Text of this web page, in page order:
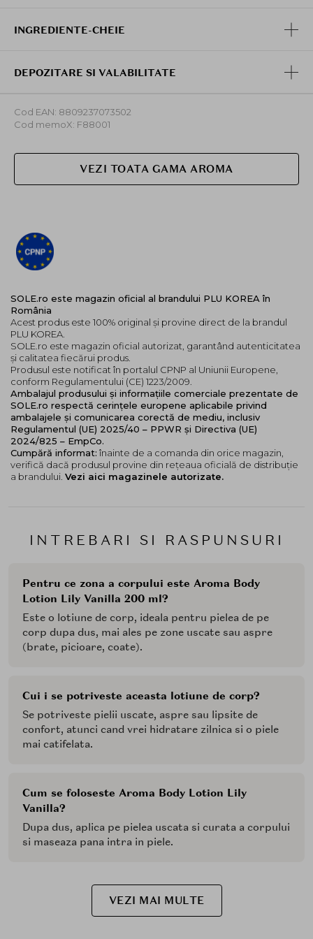
INTREBARI SI RASPUNSURI
Pentru ce zona a corpului este Aroma Body
Lotion Lily Vanilla 200 ml?
Este o lotiune de corp, ideala pentru pielea de pe
corp dupa dus, mai ales pe zone uscate sau aspre
(brate, picioare, coate).
Cui i se potriveste aceasta lotiune de corp?
Se potriveste pielii uscate, aspre sau lipsite de
confort, atunci cand vrei hidratare zilnica si o piele
mai catifelata.
Cum se foloseste Aroma Body Lotion Lily
Vanilla?
Dupa dus, aplica pe pielea uscata si curata a corpului
si maseaza pana intra in piele.
VEZI MAI MULTE
INGREDIENTE-CHEIE
DEPOZITARE SI VALABILITATE
Cod EAN: 8809237073502
Cod memoX: F88001
VEZI TOATA GAMA AROMA
SOLE.ro este magazin oficial al brandului PLU KOREA în
România
Acest produs este 100% original și provine direct de la brandul
PLU KOREA.
SOLE.ro este magazin oficial autorizat, garantând autenticitatea
și calitatea fiecărui produs.
Produsul este notificat în portalul CPNP al Uniunii Europene,
conform Regulamentului (CE) 1223/2009.
Ambalajul produsului și informațiile comerciale prezentate de
SOLE.ro respectă cerințele europene aplicabile privind
ambalajele și comunicarea corectă de mediu, inclusiv
Regulamentul (UE) 2025/40 – PPWR și Directiva (UE)
2024/825 – EmpCo.
Cumpără informat: înainte de a comanda din orice magazin,
verifică dacă produsul provine din rețeaua oficială de distribuție
a brandului. Vezi aici magazinele autorizate.